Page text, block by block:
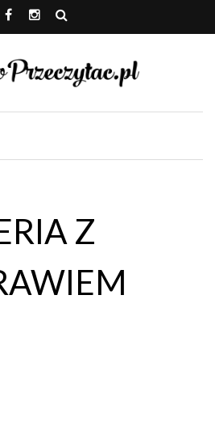
Z